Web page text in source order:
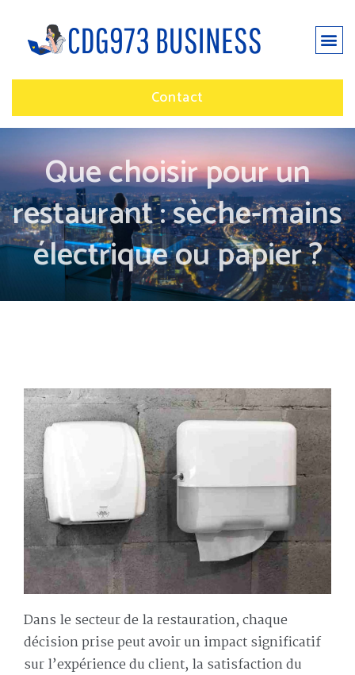
Contact
Que choisir pour un
restaurant : sèche-mains
électrique ou papier ?
Dans le secteur de la restauration, chaque
décision prise peut avoir un impact significatif
sur l’expérience du client, la satisfaction du